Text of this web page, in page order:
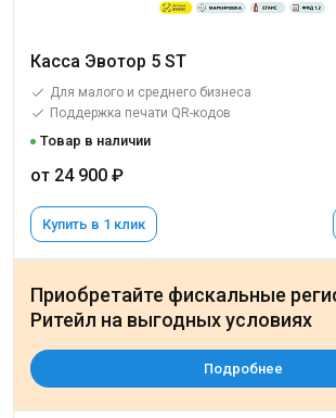
Касса Эвотор 5 ST
Для малого и среднего бизнеса
Поддержка печати QR-кодов
Товар в наличии
от 24 900 ₽
Купить в 1 клик
Приобретайте фискальные
Ритейл на выгодных условиях
Подробнее